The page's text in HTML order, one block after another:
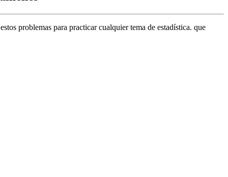
problemas para practicar cualquier tema de estadística. que